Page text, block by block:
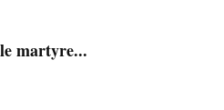
martyre...